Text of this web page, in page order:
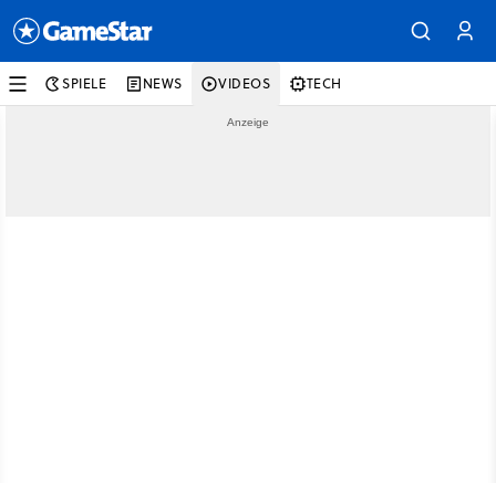
SPIELE NEWS VIDEOS TECH